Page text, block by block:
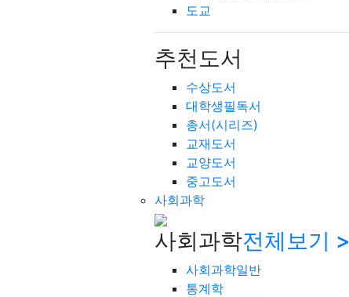
도교
추천도서
수상도서
대학생필독서
총서(시리즈)
교재도서
교양도서
중고도서
사회과학
사회과학전체보기 >
사회과학일반
통계학